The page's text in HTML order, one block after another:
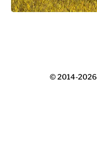
© 2014-2026